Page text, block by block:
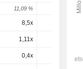
11,09 % 2,56 %
8,5x
1,11x
0,4x